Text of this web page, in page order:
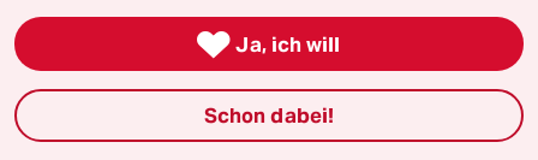
die (hach) nun üppigen Mittel nicht abgerufen
werden, dann werden Sie einen wichtigen
Faktor darin finden, dass die Kommunen
praktisch kein Fachpersonal mehr haben, das
die Projekte tragen kann.
 Ja, ich will
Schon dabei!